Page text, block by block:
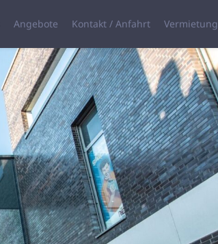
Angebote Kontakt / Anfahrt Vermietung